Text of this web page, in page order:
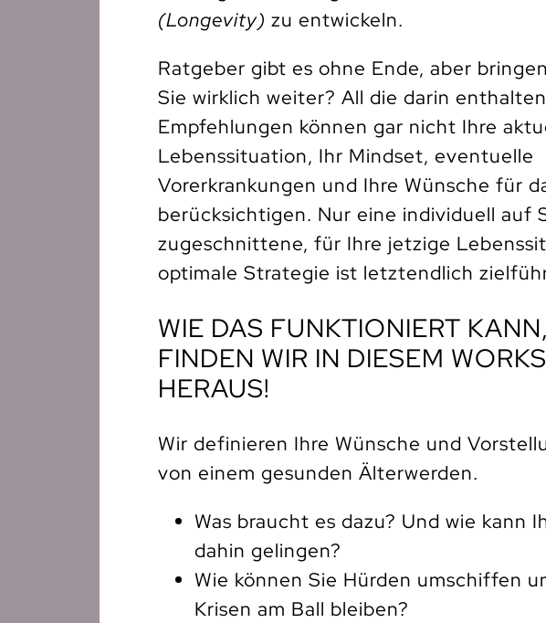
(Longevity) zu entwickeln.
Ratgeber gibt es ohne Ende, aber
Sie wirklich weiter? All die darin
Empfehlungen können gar nicht Ihre
Lebenssituation, Ihr Mindset, eventuelle
Vorerkrankungen und Ihre Wünsche für
berücksichtigen. Nur eine individuell auf
zugeschnittene, für Ihre jetzige
optimale Strategie ist letztendlich
WIE DAS FUNKTIONIERT KANN,
FINDEN WIR IN DIESEM
HERAUS!
Wir definieren Ihre Wünsche und
von einem gesunden Älterwerden.
Was braucht es dazu? Und wie kann
dahin gelingen?
Wie können Sie Hürden umschiffen
Krisen am Ball bleiben?